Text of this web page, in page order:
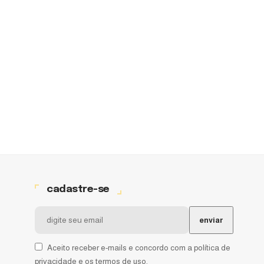
cadastre-se
Aceito receber e-mails e concordo com a política de
privacidade e os termos de uso.